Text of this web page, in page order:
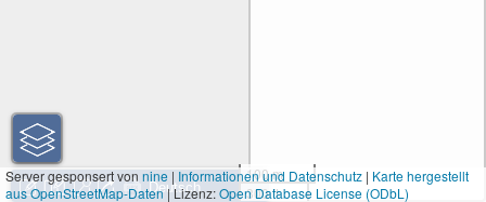
100 m
300 ft
Server gesponsert vonnine|Informationen und Datenschutz | Karte hergestellt
aus OpenStreetMap-Daten| Lizenz:Open Database License (ODbL)